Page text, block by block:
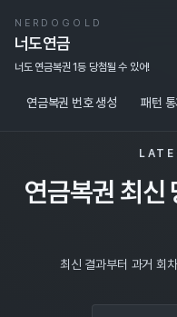
NERDOGOLD
너도연금
너도 연금복권 1등 당첨될 수 있어!
연금복권 번호 생성 패턴 통
연금복권 최신
최신 결과부터 과거 회